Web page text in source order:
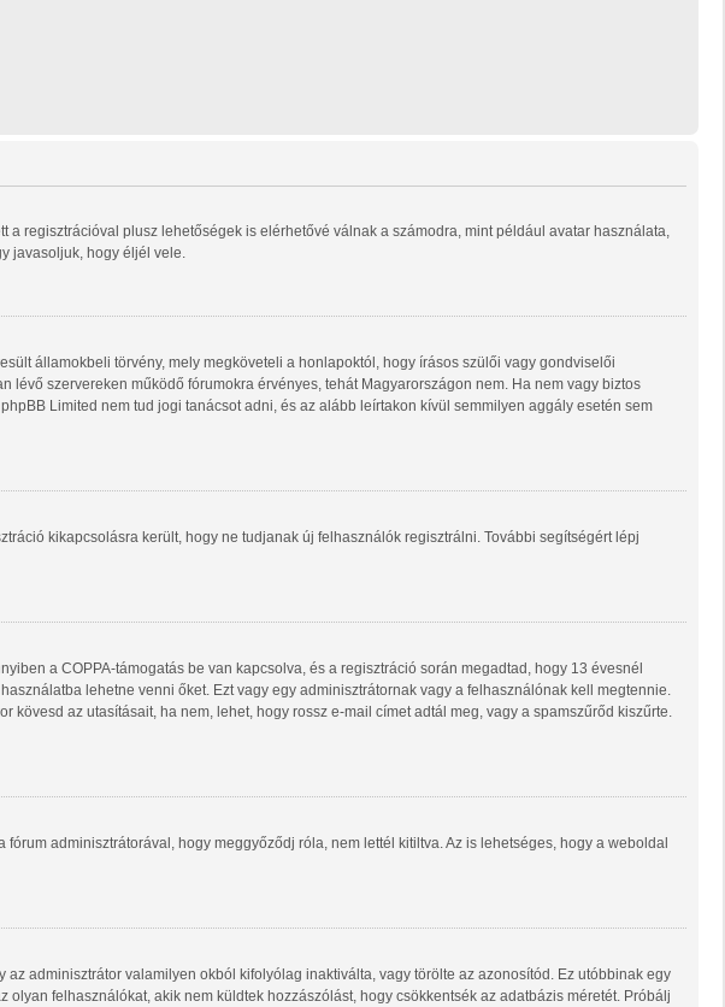
regisztrációval plusz lehetőségek is elérhetővé válnak a számodra, mint például avatar használata,
javasoljuk, hogy éljél vele.
államokbeli törvény, mely megköveteli a honlapoktól, hogy írásos szülői vagy gondviselői
szervereken működő fórumokra érvényes, tehát Magyarországon nem. Ha nem vagy biztos
Limited nem tud jogi tanácsot adni, és az alább leírtakon kívül semmilyen aggály esetén sem
kikapcsolásra került, hogy ne tudjanak új felhasználók regisztrálni. További segítségért lépj
a COPPA-támogatás be van kapcsolva, és a regisztráció során megadtad, hogy 13 évesnél
lehetne venni őket. Ezt vagy egy adminisztrátornak vagy a felhasználónak kell megtennie.
az utasításait, ha nem, lehet, hogy rossz e-mail címet adtál meg, vagy a spamszűrőd kiszűrte.
adminisztrátorával, hogy meggyőződj róla, nem lettél kitiltva. Az is lehetséges, hogy a weboldal
adminisztrátor valamilyen okból kifolyólag inaktiválta, vagy törölte az azonosítód. Ez utóbbinak egy
felhasználókat, akik nem küldtek hozzászólást, hogy csökkentsék az adatbázis méretét. Próbálj